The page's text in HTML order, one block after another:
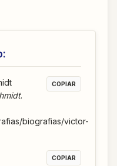
.
biografias/victor-
COPIAR
COPIAR